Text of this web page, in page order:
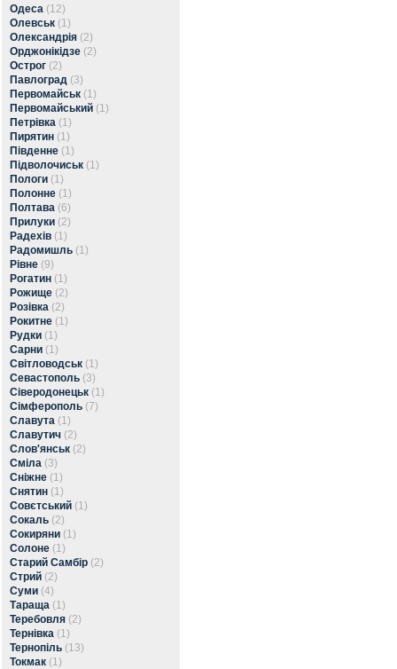
Одеса (12)
Олевськ (1)
Олександрія (2)
Орджонікідзе (2)
Острог (2)
Павлоград (3)
Первомайськ (1)
Первомайський (1)
Петрівка (1)
Пирятин (1)
Південне (1)
Підволочиськ (1)
Пологи (1)
Полонне (1)
Полтава (6)
Прилуки (2)
Радехів (1)
Радомишль (1)
Рівне (9)
Рогатин (1)
Рожище (2)
Розівка (2)
Рокитне (1)
Рудки (1)
Сарни (1)
Світловодськ (1)
Севастополь (3)
Сіверодонецьк (1)
Сімферополь (7)
Славута (1)
Славутич (2)
Слов'янськ (2)
Сміла (3)
Сніжне (1)
Снятин (1)
Совєтський (1)
Сокаль (2)
Сокиряни (1)
Солоне (1)
Старий Самбір (2)
Стрий (2)
Суми (4)
Тараща (1)
Теребовля (2)
Тернівка (1)
Тернопіль (13)
Токмак (1)